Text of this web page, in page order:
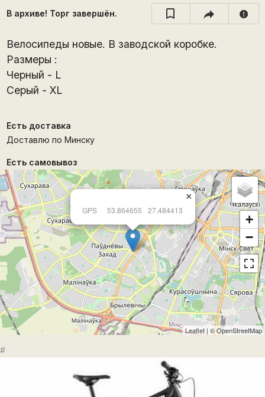
В архиве! Торг завершён. report
Велосипеды новые. В заводской коробке.
Размеры :
Черный - L
Серый - XL
Есть доставка
Доставлю по Минску
Есть самовывоз
GPS 53.864655 27.484413
×
+
−
Leaflet | ©OpenStreetMap
#